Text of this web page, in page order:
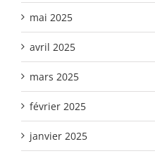
mai 2025
avril 2025
mars 2025
février 2025
janvier 2025